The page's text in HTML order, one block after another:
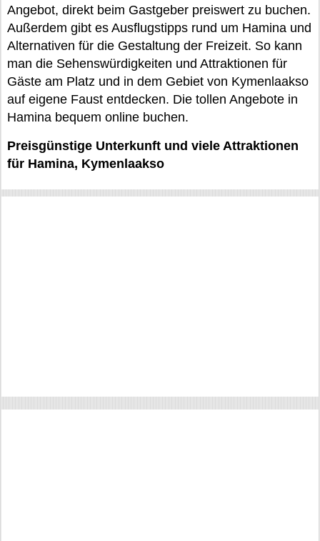
Angebot, direkt beim Gastgeber preiswert zu buchen.
Außerdem gibt es Ausflugstipps rund um Hamina und
Alternativen für die Gestaltung der Freizeit. So kann
man die Sehenswürdigkeiten und Attraktionen für
Gäste am Platz und in dem Gebiet von Kymenlaakso
auf eigene Faust entdecken. Die tollen Angebote in
Hamina bequem online buchen.
Preisgünstige Unterkunft und viele Attraktionen
für Hamina, Kymenlaakso